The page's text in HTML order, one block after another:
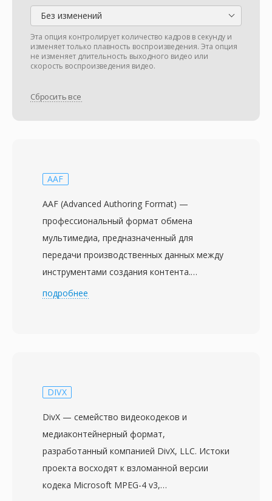
Без изменений
Эта опция контролирует количество кадров в секунду и
изменяет только плавность воспроизведения. Эта опция
не изменяет длительность выходного видео или
скорость воспроизведения видео.
Сбросить все
AAF
AAF (Advanced Authoring Format) —
профессиональный формат обмена
мультимедиа, предназначенный для
передачи производственных данных между
инструментами создания контента.
Первоначально разработанный
предоставляет развитую метаданную
видеоматериалы, но и монтажные решения,
параметры эффектов, переходы и структуру
таймлайна. Это делает его особенно
ценным в процессах постпродакшна, где
проекты перемещаются между различными
подробнее
DIVX
DivX — семейство видеокодеков и
медиаконтейнерный формат,
разработанный компанией DivX, LLC. Истоки
проекта восходят к взломанной версии
кодека Microsoft MPEG-4 v3,